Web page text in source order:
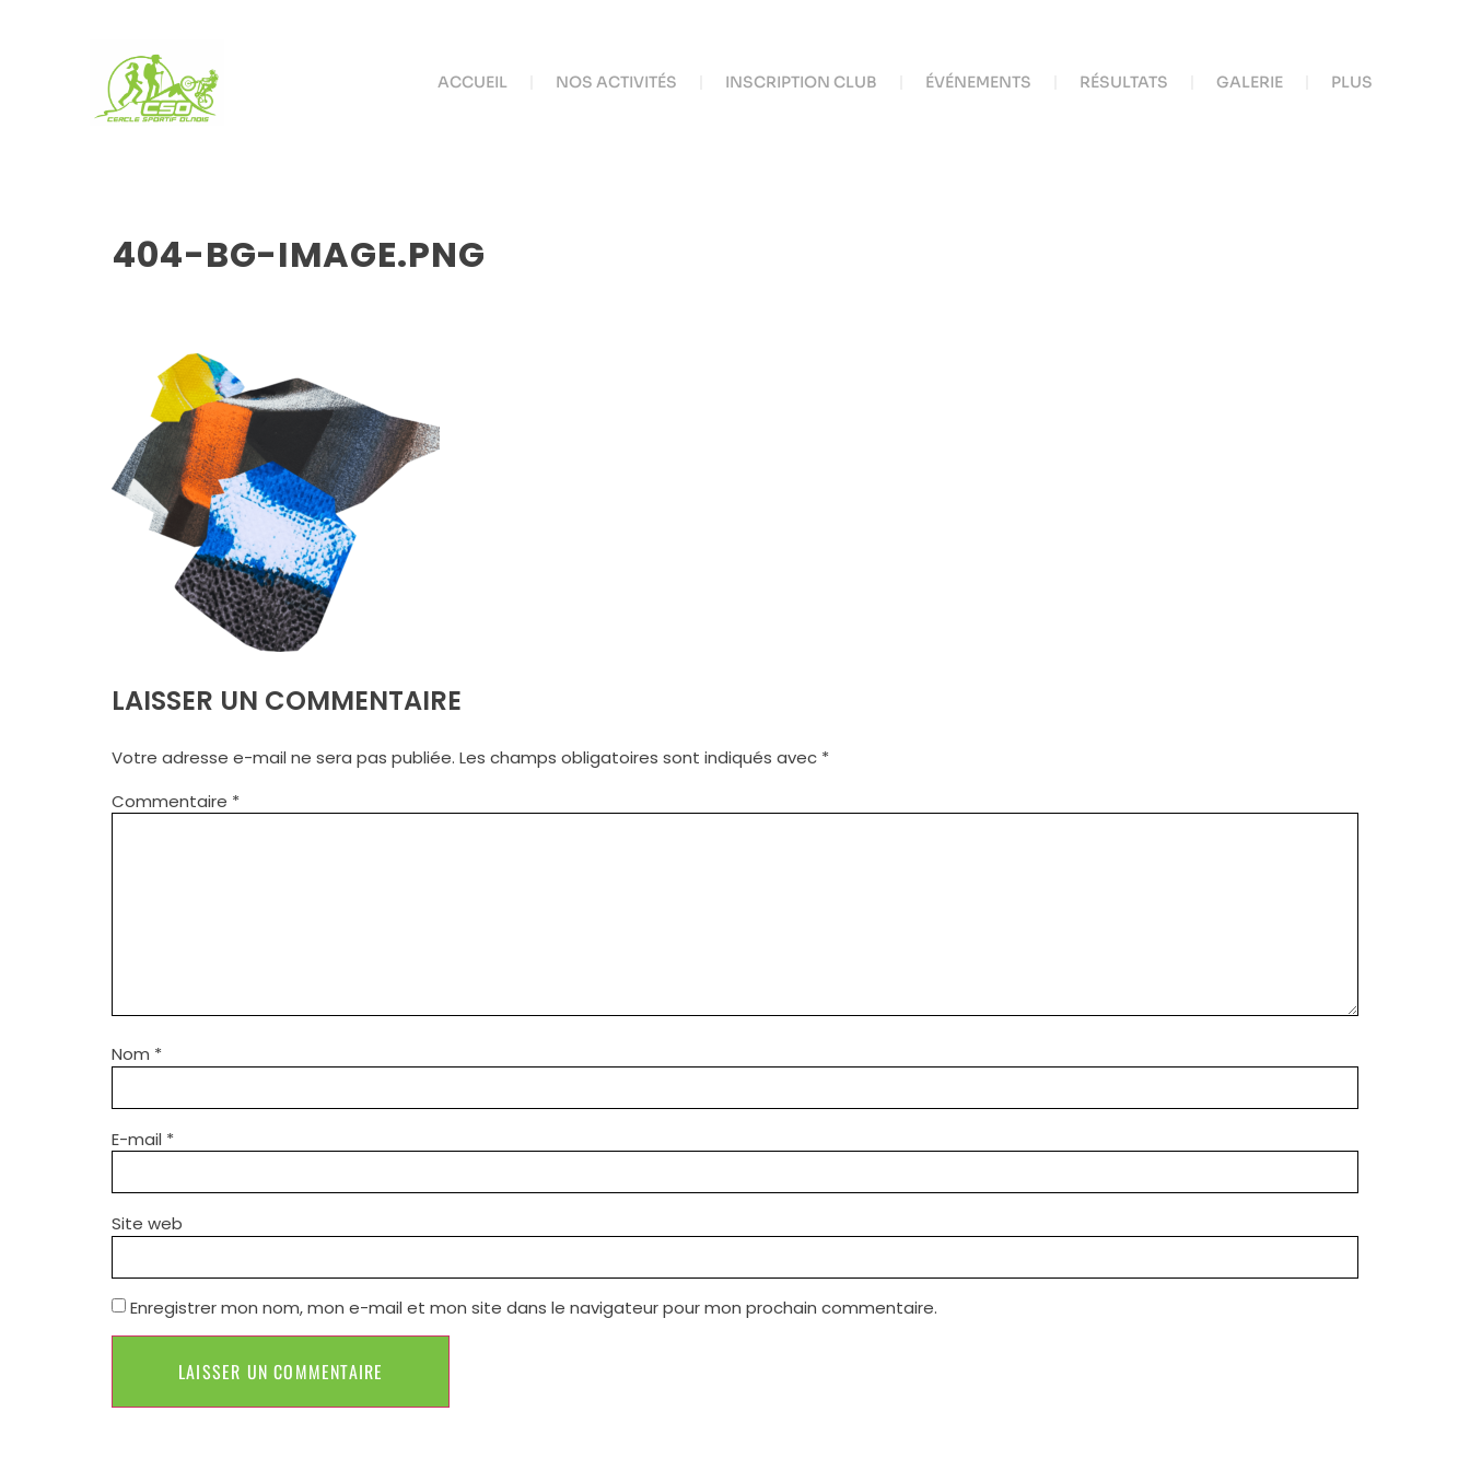
ACCUEIL NOS ACTIVITÉS INSCRIPTION CLUB ÉVÉNEMENTS RÉSULTATS GALERIE PLUS
404-BG-IMAGE.PNG
LAISSER UN COMMENTAIRE
Votre adresse e-mail ne sera pas publiée. Les champs obligatoires sont indiqués avec *
Commentaire *
Nom *
E-mail *
Site web
Enregistrer mon nom, mon e-mail et mon site dans le navigateur pour mon prochain commentaire.